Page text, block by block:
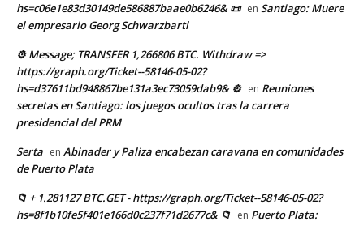
hs=c06e1e83d30149de586887baae0b6246& 📜 en Santiago: Muere
el empresario Georg Schwarzbartl
⚙ Message; TRANSFER 1,266806 BTC. Withdraw =>
https://graph.org/Ticket--58146-05-02?
hs=d37611bd948867be131a3ec73059dab9& ⚙ en Reuniones
secretas en Santiago: los juegos ocultos tras la carrera
presidencial del PRM
Serta en Abinader y Paliza encabezan caravana en comunidades
de Puerto Plata
📁 + 1.281127 BTC.GET - https://graph.org/Ticket--58146-05-02?
hs=8f1b10fe5f401e166d0c237f71d2677c& 📁 en Puerto Plata: